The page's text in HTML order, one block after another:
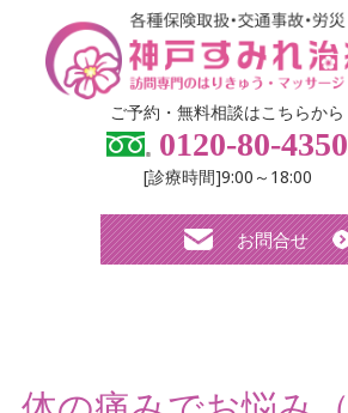
ご予約・無料相談はこちらから
0120-80-4350
[診療時間]9:00～18:00
お問合せ
弊社について
スタッフ紹介
診療メニュー・料金